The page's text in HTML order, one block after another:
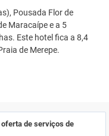
Pousada Flor de
Maracaípe e a 5
Este hotel fica a 8,4
de Merepe.
oferta de serviços de